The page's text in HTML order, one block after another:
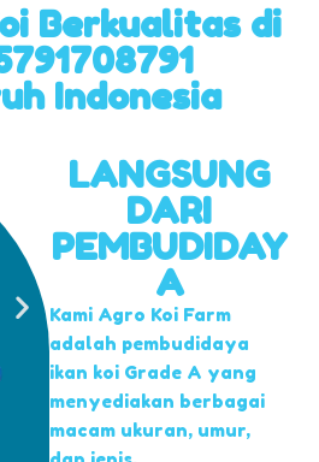
Berkualitas di
Indonesia
LANGSUNG
DARI
PEMBUDIDAY
A
Kami Agro Koi Farm
adalah pembudidaya
ikan koi Grade A yang
menyediakan berbagai
macam ukuran, umur,